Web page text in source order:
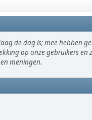
de dag is; mee hebben
op onze gebruikers
meningen.